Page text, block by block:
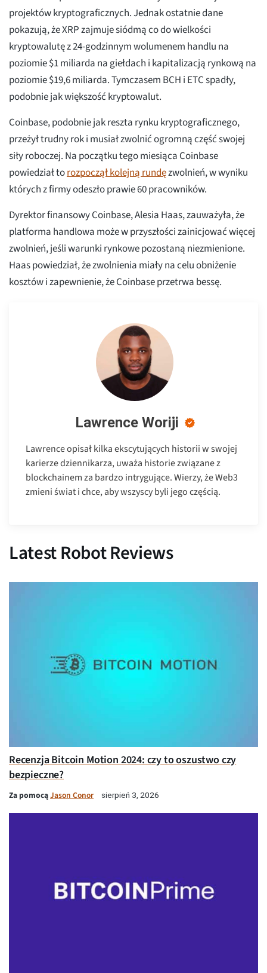
projektów kryptograficznych. Jednak ostatnie dane
pokazują, że XRP zajmuje siódmą co do wielkości
kryptowalutę z 24-godzinnym wolumenem handlu na
poziomie $1 miliarda na giełdach i kapitalizacją rynkową na
poziomie $19,6 miliarda. Tymczasem BCH i ETC spadły,
podobnie jak większość kryptowalut.
Coinbase, podobnie jak reszta rynku kryptograficznego,
przeżył trudny rok i musiał zwolnić ogromną część swojej
siły roboczej. Na początku tego miesiąca Coinbase
powiedział torozpoczął kolejną rundęzwolnień, w wyniku
których z firmy odeszło prawie 60 pracowników.
Dyrektor finansowy Coinbase, Alesia Haas, zauważyła, że
platforma handlowa może w przyszłości zainicjować więcej
zwolnień, jeśli warunki rynkowe pozostaną niezmienione.
Haas powiedział, że zwolnienia miały na celu obniżenie
kosztów i zapewnienie, że Coinbase przetrwa bessę.
Lawrence Woriji
Lawrence opisał kilka ekscytujących historii w swojej
karierze dziennikarza, uważa historie związane z
blockchainem za bardzo intrygujące. Wierzy, że Web3
zmieni świat i chce, aby wszyscy byli jego częścią.
Latest Robot Reviews
Recenzja Bitcoin Motion 2024: czy to oszustwo czy
bezpieczne?
Za pomocąJason Conor sierpień 3, 2026